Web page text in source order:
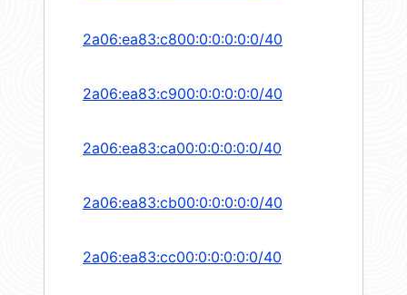
2a06:ea83:c800:0:0:0:0:0/40
2a06:ea83:c900:0:0:0:0:0/40
2a06:ea83:ca00:0:0:0:0:0/40
2a06:ea83:cb00:0:0:0:0:0/40
2a06:ea83:cc00:0:0:0:0:0/40